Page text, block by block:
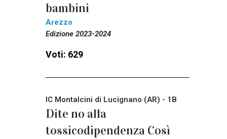
bambini
Arezzo
Edizione 2023-2024
Voti: 629
IC Montalcini di Lucignano (AR) - 1B
Dite no alla
tossicodipendenza Così